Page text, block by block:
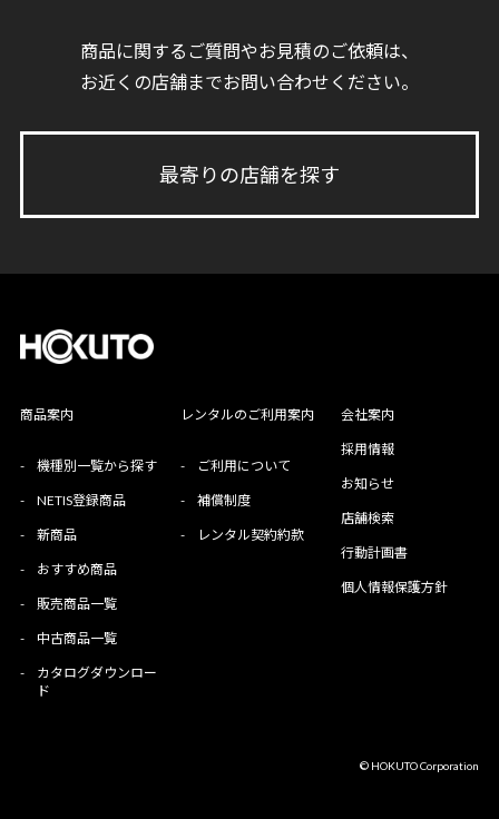
商品に関するご質問やお見積のご依頼は、
お近くの店舗までお問い合わせください。
最寄りの店舗を探す
商品案内
- 機種別一覧から探す
- NETIS登録商品
- 新商品
- おすすめ商品
- 販売商品一覧
- 中古商品一覧
-
カタログダウンロー
ド
レンタルのご利用案内
- ご利用について
- 補償制度
- レンタル契約約款
会社案内
採用情報
お知らせ
店舗検索
行動計画書
個人情報保護方針
© HOKUTO Corporation